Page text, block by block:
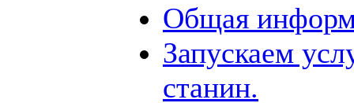
Общая
Запускаем
станин.